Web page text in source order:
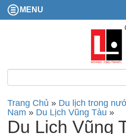
MENU
Trang Chủ » Du lịch trong
Nam » Du Lịch Vũng Tàu »
Du Lịch Vũng